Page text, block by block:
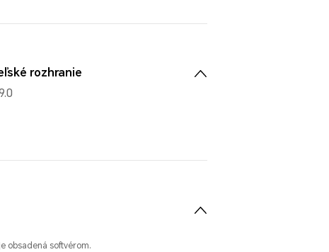
rozhranie
obsadená softvérom.